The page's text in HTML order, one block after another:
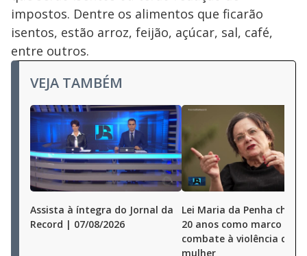
impostos. Dentre os alimentos que ficarão
isentos, estão arroz, feijão, açúcar, sal, café,
entre outros.
VEJA TAMBÉM
Assista à íntegra do Jornal da
Record | 07/08/2026
Lei Maria da Penha chega
20 anos como marco no
combate à violência
mulher